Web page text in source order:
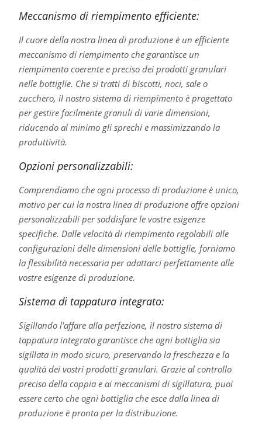
Meccanismo di riempimento efficiente:
Il cuore della nostra linea di produzione è un efficiente
meccanismo di riempimento che garantisce un
riempimento coerente e preciso dei prodotti granulari
nelle bottiglie. Che si tratti di biscotti, noci, sale o
zucchero, il nostro sistema di riempimento è progettato
per gestire facilmente granuli di varie dimensioni,
riducendo al minimo gli sprechi e massimizzando la
produttività.
Opzioni personalizzabili:
Comprendiamo che ogni processo di produzione è unico,
motivo per cui la nostra linea di produzione offre opzioni
personalizzabili per soddisfare le vostre esigenze
specifiche. Dalle velocità di riempimento regolabili alle
configurazioni delle dimensioni delle bottiglie, forniamo
la flessibilità necessaria per adattarci perfettamente alle
vostre esigenze di produzione.
Sistema di tappatura integrato:
Sigillando l'affare alla perfezione, il nostro sistema di
tappatura integrato garantisce che ogni bottiglia sia
sigillata in modo sicuro, preservando la freschezza e la
qualità dei vostri prodotti granulari. Grazie al controllo
preciso della coppia e ai meccanismi di sigillatura, puoi
essere certo che ogni bottiglia che esce dalla linea di
produzione è pronta per la distribuzione.